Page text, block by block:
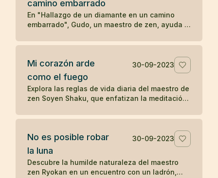
serenidad y la aceptación en las enseñanzas
Zen.
camino embarrado
En "Hallazgo de un diamante en un camino
embarrado", Gudo, un maestro de zen, ayuda a
consecuencias de su comportamiento
reflexión, el hombre decide seguir a Gudo y
transformar su vida, eventualmente
convirtiéndose en Mu-nan, un reconocido
maestro de zen, ilustrando cómo una
interacción significativa puede cambiar el
Mi corazón arde
como el fuego
30-09-2023
Explora las reglas de vida diaria del maestro de
zen Soyen Shaku, que enfatizan la meditación,
equilibrio entre el coraje y la ternura, guiando
No es posible robar
la luna
30-09-2023
Descubre la humilde naturaleza del maestro
zen Ryokan en un encuentro con un ladrón,